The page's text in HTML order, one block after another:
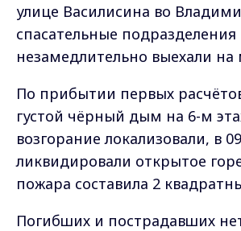
улице Василисина во
спасательные подразделения
незамедлительно выехали на
По прибытии первых
густой чёрный дым на 6-м
возгорание локализовали, в
ликвидировали открытое
пожара составила 2
Погибших и пострадавших